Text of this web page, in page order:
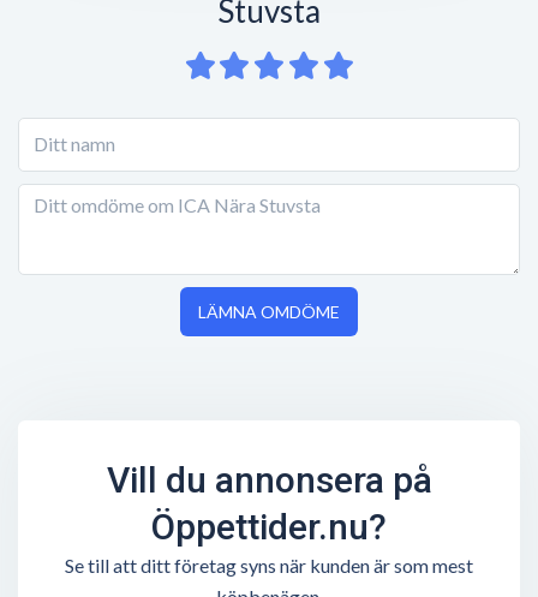
Stuvsta
LÄMNA OMDÖME
Vill du annonsera på
Öppettider.nu?
Se till att ditt företag syns när kunden är som mest